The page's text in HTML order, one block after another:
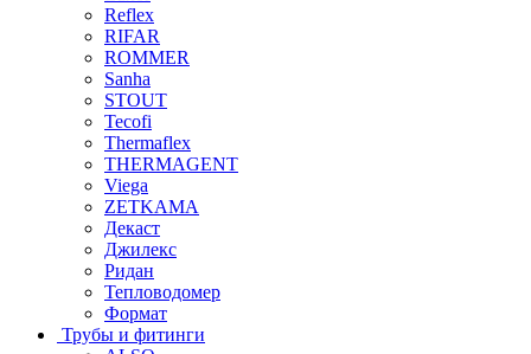
Reflex
RIFAR
ROMMER
Sanha
STOUT
Tecofi
Thermaflex
THERMAGENT
Viega
ZETKAMA
Декаст
Джилекс
Ридан
Тепловодомер
Формат
Трубы и фитинги